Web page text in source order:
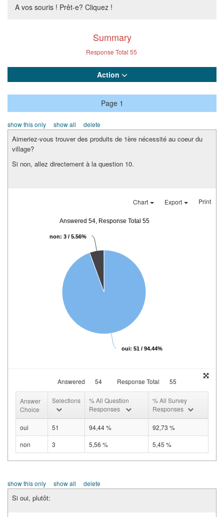
A vos souris ! Prêt-e? Cliquez !
Summary
Response Total 55
Action
Page 1
show this only show all delete
Aimeriez-vous trouver des produits de 1ère nécessité au coeur du
village?
Si non, allez directement à la question 10.
Chart Export Print
Answered 54, Response Total 55
oui: 51 / 94.44%
non: 3 / 5.56%
Answered 54 Response Total 55
Answer
Choice
Selections
% All Question
Responses
% All Survey
Responses
oui 51 94,44 %
92,73 %
non
3 5,56 % 5,45 %
show this only show all delete
Si oui, plutôt: